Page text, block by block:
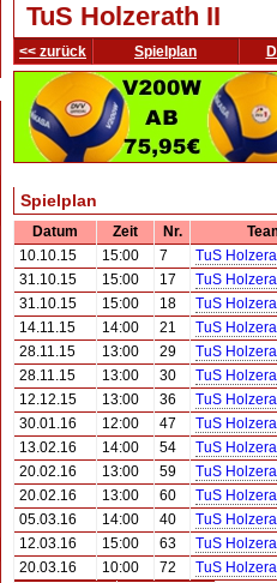
TuS Holzerath II
<< zurück Spielplan
Spielplan
Datum Zeit Nr.
10.10.15
15:00 7
TuS
31.10.15
15:00 17
TuS
31.10.15
15:00 18
TuS
14.11.15
14:00 21
TuS
28.11.15
13:00 29
TuS
28.11.15
13:00 30
TuS
12.12.15
13:00 36
TuS
30.01.16
12:00 47
TuS
13.02.16
14:00 54
TuS
20.02.16
13:00 59
TuS
20.02.16
13:00 60
TuS
05.03.16
14:00 40
TuS
12.03.16
15:00 63
TuS
20.03.16
10:00 72
TuS